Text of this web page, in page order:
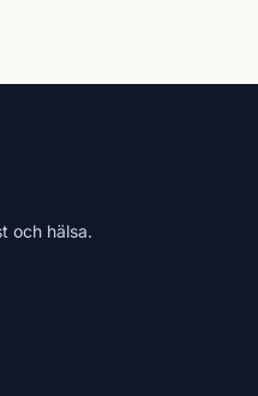
och hälsa.